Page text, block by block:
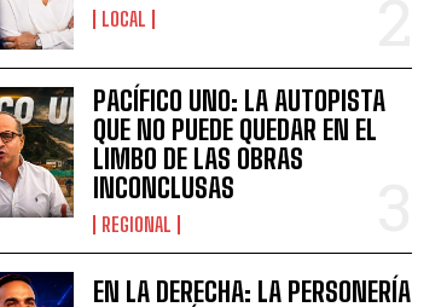
LOCAL
PACÍFICO UNO: LA AUTOPISTA
QUE NO PUEDE QUEDAR EN EL
LIMBO DE LAS OBRAS
INCONCLUSAS
REGIONAL
EN LA DERECHA: LA PERSONERÍA